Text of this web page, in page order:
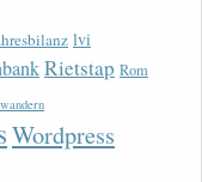
lvi
Rietstap Rom
wandern
Wordpress